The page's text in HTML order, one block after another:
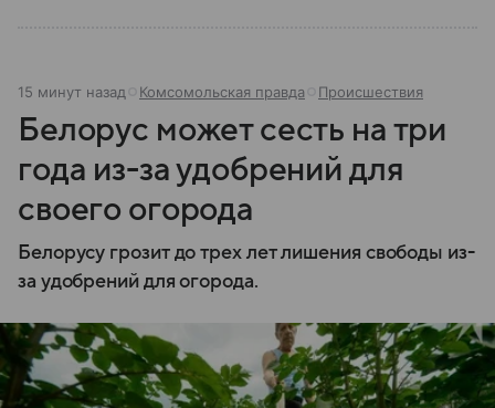
15 минут назад Комсомольская правда Происшествия
Белорус может сесть на три
года из-за удобрений для
своего огорода
Белорусу грозит до трех лет лишения свободы из-
за удобрений для огорода.